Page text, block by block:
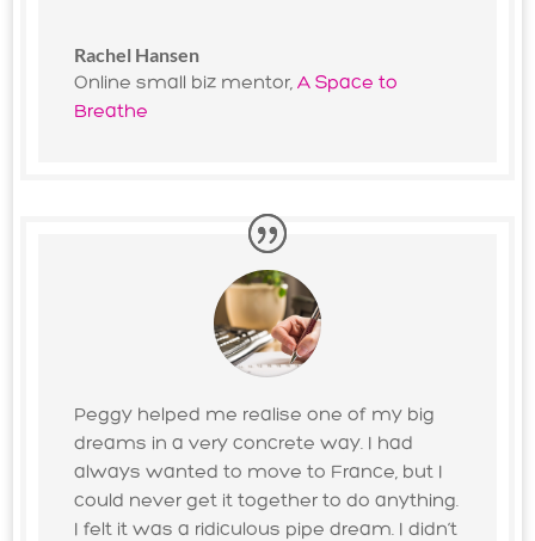
Rachel Hansen
Online small biz mentor, A Space to
Breathe
Peggy helped me realise one of my big
dreams in a very concrete way. I had
always wanted to move to France, but I
could never get it together to do anything.
I felt it was a ridiculous pipe dream. I didn’t